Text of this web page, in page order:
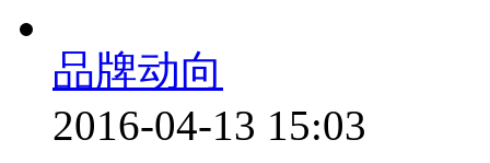
品牌动向
2016-04-13 15:03